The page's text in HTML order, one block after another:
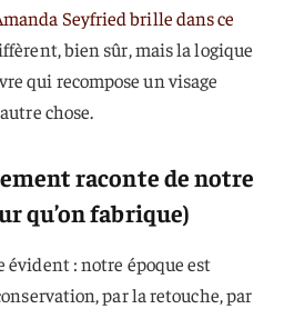
Seyfried brille dans ce
bien sûr, mais la logique
qui recompose un visage
chose.
raconte de notre
qu’on fabrique)
évident : notre époque est
par la retouche, par